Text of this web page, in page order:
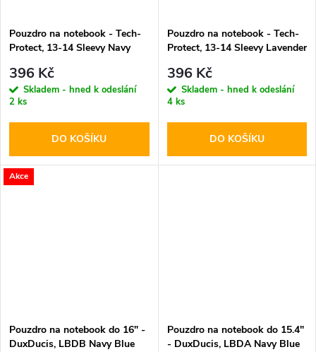
Pouzdro na notebook - Tech-
Protect, 13-14 Sleevy Navy
396 Kč
Skladem - hned k odeslání
2 ks
DO KOŠÍKU
Pouzdro na notebook - Tech-
Protect, 13-14 Sleevy Lavender
396 Kč
Skladem - hned k odeslání
4 ks
DO KOŠÍKU
Akce
Pouzdro na notebook do 16" -
DuxDucis, LBDB Navy Blue
Pouzdro na notebook do 15.4"
- DuxDucis, LBDA Navy Blue